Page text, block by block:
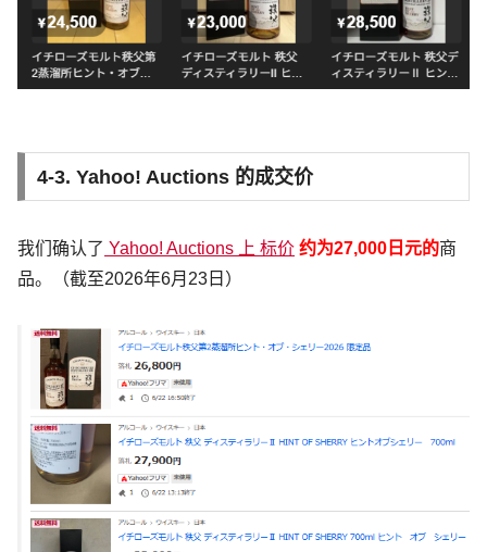
4-3. Yahoo! Auctions 的成交价
我们确认了 Yahoo! Auctions 上 标价 约为27,000日元的商
品。（截至2026年6月23日）